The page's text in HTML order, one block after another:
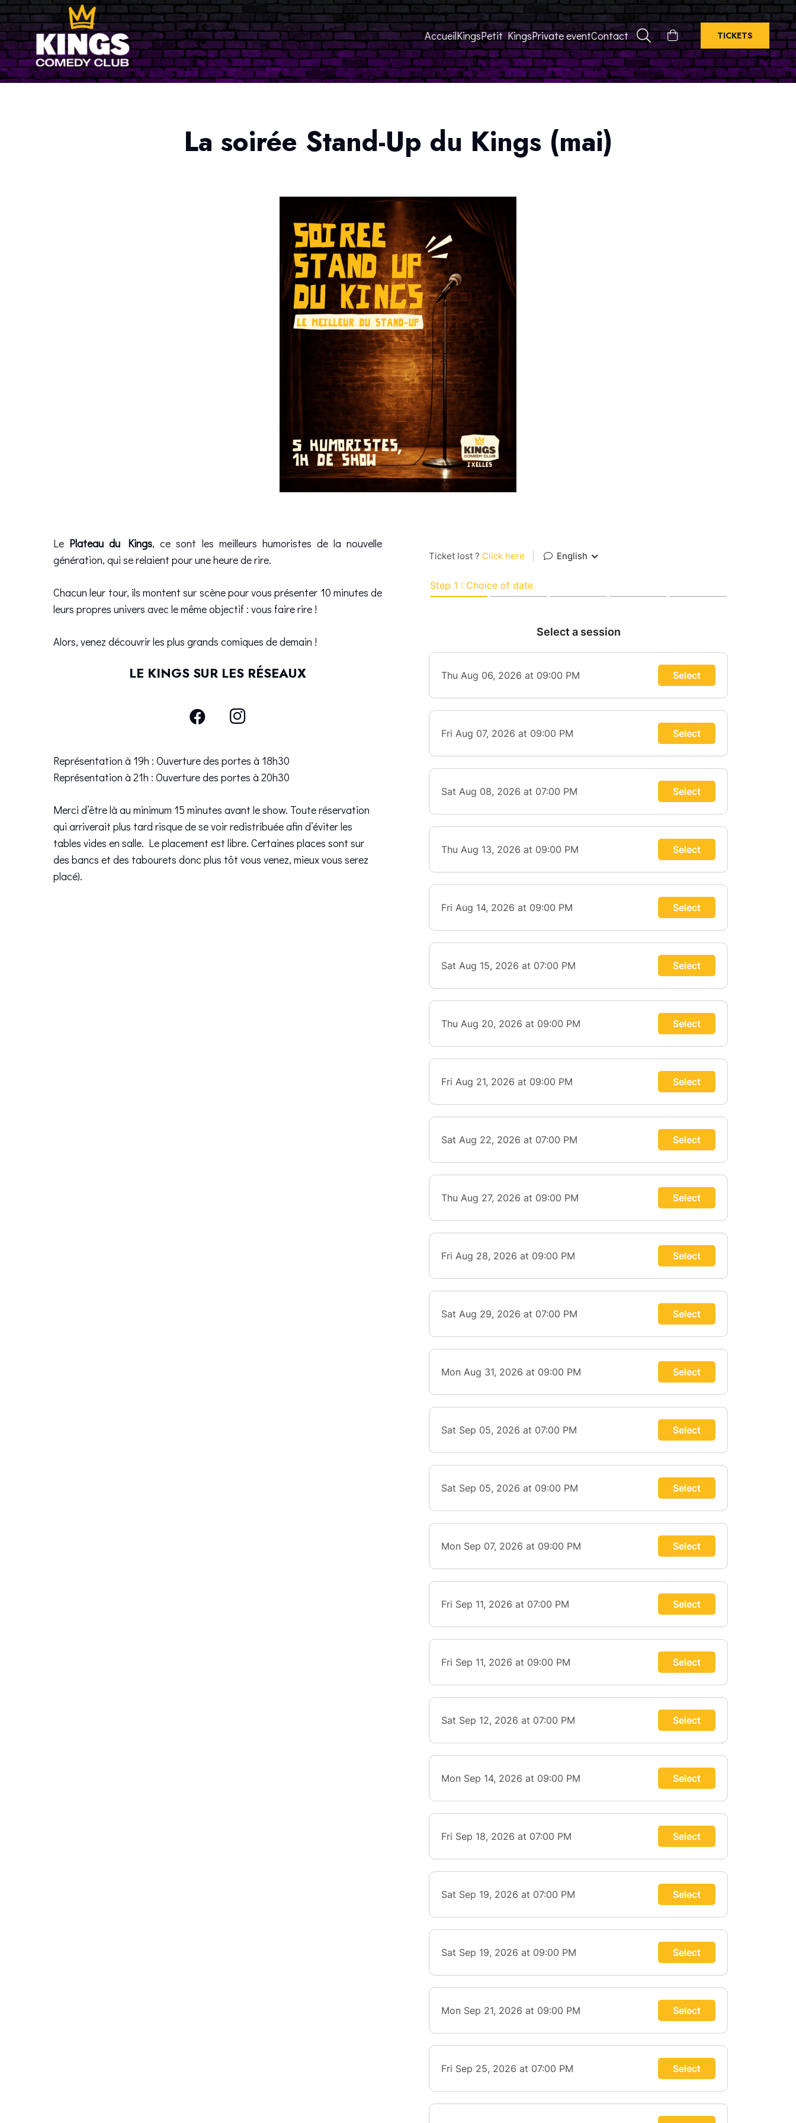
AccueilKingsPetit KingsPrivate eventContact TICKETS
La soirée Stand-Up du Kings (mai)
Le Plateau du Kings, ce sont les meilleurs humoristes de la nouvelle
génération, qui se relaient pour une heure de rire.
Chacun leur tour, ils montent sur scène pour vous présenter 10 minutes de
leurs propres univers avec le même objectif : vous faire rire !
Alors, venez découvrir les plus grands comiques de demain !
LE KINGS SUR LES RÉSEAUX
Représentation à 19h : Ouverture des portes à 18h30
Représentation à 21h : Ouverture des portes à 20h30
Merci d’être là au minimum 15 minutes avant le show. Toute réservation
qui arriverait plus tard risque de se voir redistribuée afin d’éviter les
tables vides en salle. Le placement est libre. Certaines places sont sur
des bancs et des tabourets donc plus tôt vous venez, mieux vous serez
placé).